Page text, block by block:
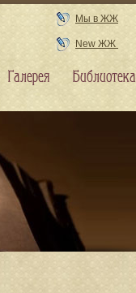
Мы в ЖЖ
New ЖЖ
Галерея Библиотека